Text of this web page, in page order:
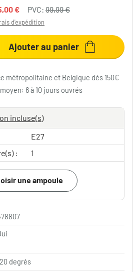
€ PVC: 99,99 €
d'expédition
Ajouter au panier
métropolitaine et Belgique dès 150€
6 à 10 jours ouvrés
incluse(s)
E27
:
1
une ampoule
degrés